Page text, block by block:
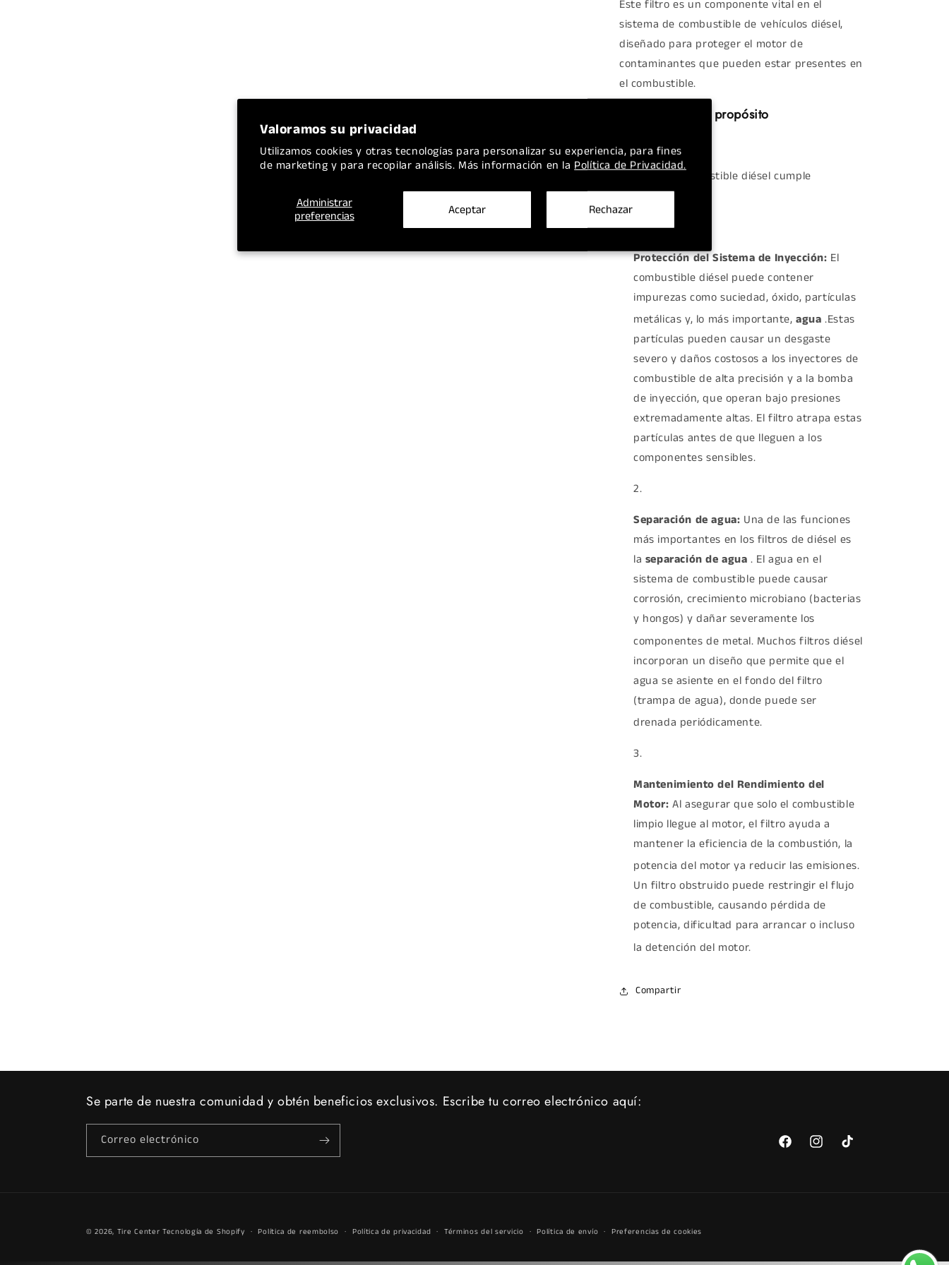
Valoramos su privacidad
Utilizamos cookies y otras tecnologías para personalizar su experiencia, para fines
de marketing y para recopilar análisis. Más información en laPolítica de Privacidad.
Administrar
preferencias
Aceptar Rechazar
Este filtro es un componente vital en el
sistema de combustible de vehículos diésel,
diseñado para proteger el motor de
contaminantes que pueden estar presentes en
el combustible.
Funcionalidad y propósito
El filtro de combustible diésel cumple
funciones críticas:
Protección del Sistema de Inyección: El
combustible diésel puede contener
impurezas como suciedad, óxido, partículas
metálicas y, lo más importante,agua .Estas
partículas pueden causar un desgaste
severo y daños costosos a los inyectores de
combustible de alta precisión y a la bomba
de inyección, que operan bajo presiones
extremadamente altas. El filtro atrapa estas
partículas antes de que lleguen a los
componentes sensibles.
Separación de agua: Una de las funciones
más importantes en los filtros de diésel es
la separación de agua . El agua en el
sistema de combustible puede causar
corrosión, crecimiento microbiano (bacterias
y hongos) y dañar severamente los
componentes de metal. Muchos filtros diésel
incorporan un diseño que permite que el
agua se asiente en el fondo del filtro
(trampa de agua), donde puede ser
drenada periódicamente.
Mantenimiento del Rendimiento del
Motor: Al asegurar que solo el combustible
limpio llegue al motor, el filtro ayuda a
mantener la eficiencia de la combustión, la
potencia del motor ya reducir las emisiones.
Un filtro obstruido puede restringir el flujo
de combustible, causando pérdida de
potencia, dificultad para arrancar o incluso
la detención del motor.
Compartir
Se parte de nuestra comunidad y obtén beneficios exclusivos. Escribe tu correo electrónico aquí:
Correo electrónico
FacebookInstagramTikTok
© 2026, Tire Center Tecnología de Shopify Política de reembolso Política de privacidad Términos del servicio Política de envío Preferencias de cookies